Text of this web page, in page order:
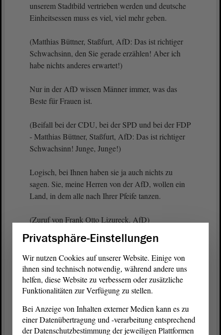
unserem Stadtbild vertrieben werden und deutsche
Einheitsessen muss es viel, viel mehr geben.
(Matthias Büttner, Staßfurt, AfD: Das ist richtiger
Schwachsinn, den Sie gerade erzählen! Aber ich
habe nichts anderes erwartet!)
Nur in der AfD wissen Männer immer, was das
Beste für Frauen ist.
(Beifall bei der CDU, bei der SPD und bei der FDP
- Matthias Büttner, Staßfurt, AfD: Das ist richtiger
Schwachsinn! Junge, Junge!)
Logisch, bei Ihnen haben sie ja auch nichts zu
sagen. Sie, meine Herren von der AfD, wollen ein
Land, in dem alle nach Ihrer Pfeife tanzen.
(Zuruf von Frank Otto Lizureck, AfD)
Aber das werden Sie nicht bekommen.
Gleichwohl wissen wir: Im Moment erscheinen die
Parolen der AfD vielen Menschen als Alternative
zu den Problemen, mit denen die Politik sich auf
Bund. Wir wissen, auch bei einem klaren
Bekenntnis der Wählerinnen und Wähler zu den
Privatsphäre-Einstellungen
Wir nutzen Cookies auf unserer Website. Einige von
ihnen sind technisch notwendig, während andere uns
helfen, diese Website zu verbessern oder zusätzliche
Funktionalitäten zur Verfügung zu stellen.
Bei Anzeige von Inhalten externer Medien kann es zu
einer Datenübertragung und -verarbeitung entsprechend
der Datenschutzbestimmung der jeweiligen Plattformen